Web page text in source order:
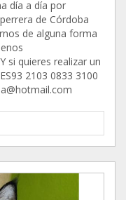
día a día por
de Córdoba
de alguna forma
si quieres realizar un
2103 0833 3100